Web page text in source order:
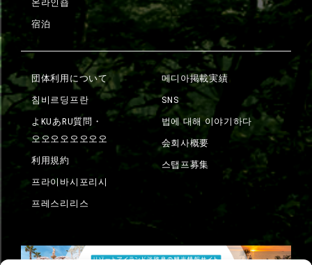
온라인숍
宿泊
団体利用について
침비르딩프란
よKUあRU質問・
오오오오오오오오
利用規約
프라이바시포리시
프레스리리스
메디아掲載実績
SNS
법에 대해 이야기하다
会회사概要
스탭프募集